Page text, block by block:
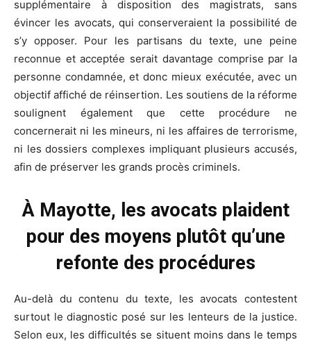
supplémentaire à disposition des magistrats, sans
évincer les avocats, qui conserveraient la possibilité de
s’y opposer. Pour les partisans du texte, une peine
reconnue et acceptée serait davantage comprise par la
personne condamnée, et donc mieux exécutée, avec un
objectif affiché de réinsertion. Les soutiens de la réforme
soulignent également que cette procédure ne
concernerait ni les mineurs, ni les affaires de terrorisme,
ni les dossiers complexes impliquant plusieurs accusés,
afin de préserver les grands procès criminels.
À Mayotte, les avocats plaident
pour des moyens plutôt qu’une
refonte des procédures
Au-delà du contenu du texte, les avocats contestent
surtout le diagnostic posé sur les lenteurs de la justice.
Selon eux, les difficultés se situent moins dans le temps